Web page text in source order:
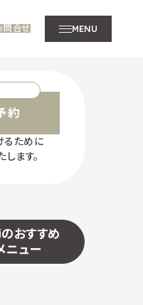
問合せ MENU
約
るために
ます。
おすすめ
ニュー